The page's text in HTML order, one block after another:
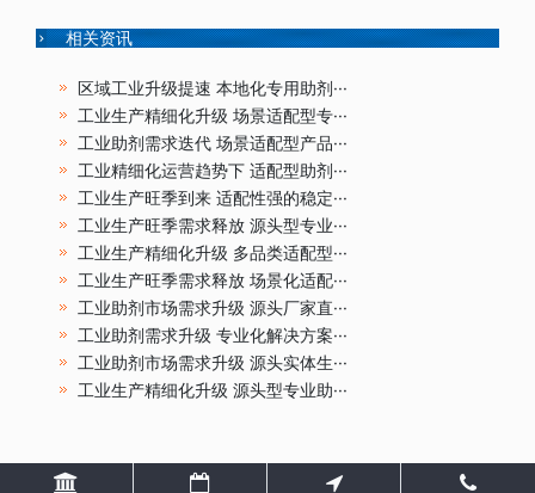
相关资讯
区域工业升级提速 本地化专用助剂···
工业生产精细化升级 场景适配型专···
工业助剂需求迭代 场景适配型产品···
工业精细化运营趋势下 适配型助剂···
工业生产旺季到来 适配性强的稳定···
工业生产旺季需求释放 源头型专业···
工业生产精细化升级 多品类适配型···
工业生产旺季需求释放 场景化适配···
工业助剂市场需求升级 源头厂家直···
工业助剂需求升级 专业化解决方案···
工业助剂市场需求升级 源头实体生···
工业生产精细化升级 源头型专业助···